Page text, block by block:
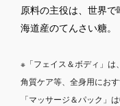
原料の主役は、世界
海道産のてんさい糖。
※「フェイス＆ボディ」は
角質ケア等、全身用におす
「マッサージ＆パック」